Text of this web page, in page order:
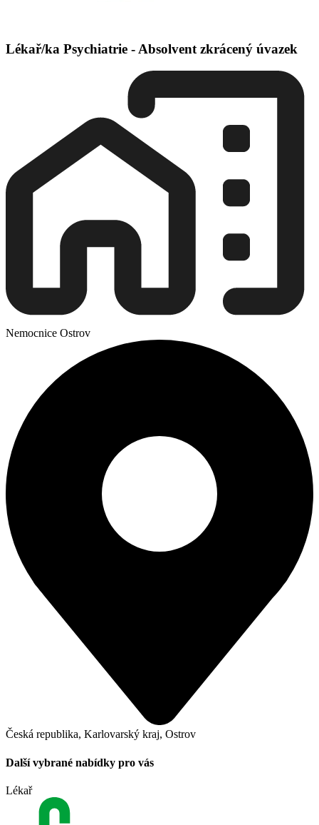
Lékař/ka Psychiatrie - Absolvent zkrácený úvazek
Nemocnice Ostrov
Česká republika, Karlovarský kraj, Ostrov
Další vybrané nabídky pro vás
Lékař